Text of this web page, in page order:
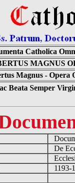
Catholica
MAGNUS
Magnus - Opera
Beata Semper
De
1193-